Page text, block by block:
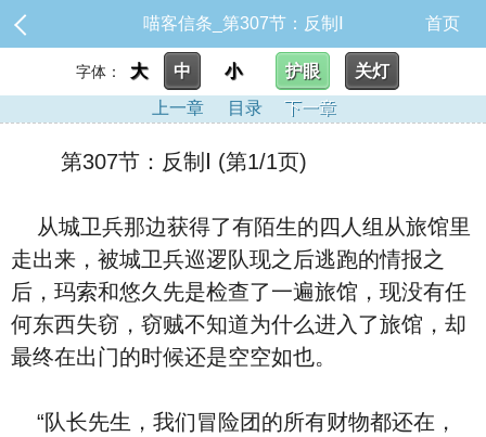
喵客信条_第307节：反制Ⅰ 首页
字体： 大 中 小 护眼
关灯
上一章
目录 下一章
第307节：反制Ⅰ (第1/1页)
从城卫兵那边获得了有陌生的四人组从旅馆里
走出来，被城卫兵巡逻队现之后逃跑的情报之
后，玛索和悠久先是检查了一遍旅馆，现没有任
何东西失窃，窃贼不知道为什么进入了旅馆，却
最终在出门的时候还是空空如也。
“队长先生，我们冒险团的所有财物都还在，